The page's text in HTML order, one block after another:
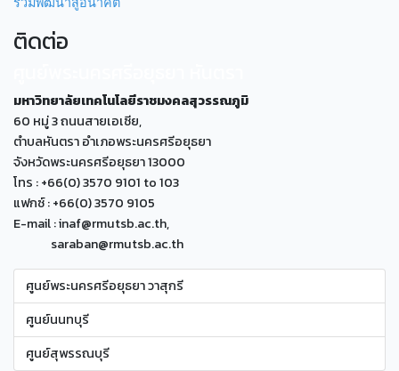
ติดต่อ
มหาวิทยาลัยเทคโนโลยีราชมงคลสุวรรณภูมิ
60 หมู่ 3 ถนนสายเอเซีย,
ตำบลหันตรา อำเภอพระนครศรีอยุธยา
จังหวัดพระนครศรีอยุธยา 13000
โทร : +66(0) 3570 9101 to 103
แฟกซ์ : +66(0) 3570 9105
E-mail : inaf@rmutsb.ac.th,
saraban@rmutsb.ac.th
ศูนย์พระนครศรีอยุธยา วาสุกรี
ศูนย์นนทบุรี
ศูนย์สุพรรณบุรี